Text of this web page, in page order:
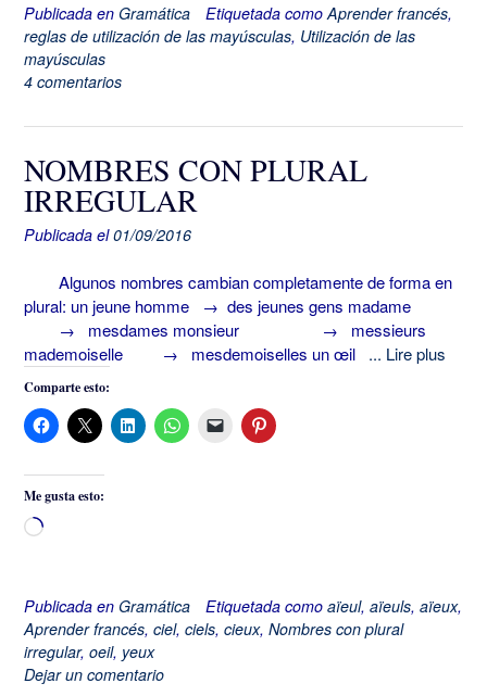
Publicada en Gramática Etiquetada como Aprender francés,
reglas de utilización de las mayúsculas, Utilización de las
mayúsculas
4 comentarios
NOMBRES CON PLURAL
IRREGULAR
Publicada el01/09/2016
Algunos nombres cambian completamente de forma en
plural: un jeune homme → des jeunes gens madame
→ mesdames monsieur → messieurs
mademoiselle → mesdemoiselles un œil ... Lire plus
Comparte esto:
Me gusta esto:
Cargando...
Publicada en Gramática Etiquetada como aïeul, aïeuls, aïeux,
Aprender francés, ciel, ciels, cieux, Nombres con plural
irregular, oeil, yeux
Dejar un comentario